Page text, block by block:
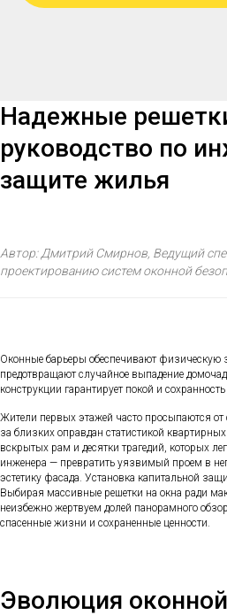
Надежные
руководство по
защите жилья
Автор: Дмитрий Смирнов, Ведущий
проектированию систем оконной
Оконные барьеры обеспечивают физическую
предотвращают случайное выпадение
конструкции гарантирует покой и
Жители первых этажей часто просыпаются
за близких оправдан статистикой
вскрытых рам и десятки трагедий, которых
инженера — превратить уязвимый проем в
эстетику фасада. Установка капитальной
Выбирая массивные решетки на окна ради
неизбежно жертвуем долей панорамного
спасенные жизни и сохраненные ценности.
Эволюция